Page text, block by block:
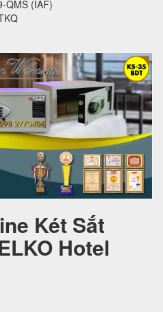
QMS (IAF)
Két Sắt
Hotel